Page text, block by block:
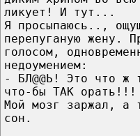
ликует! И тут...
Я просыпаюсь..,
перепуганую жену.
голосом,
недоумением:
- БЛ@@Ь! Это что ж
что-бы ТАК орать!!!
Мой мозг заржал, а
сон.